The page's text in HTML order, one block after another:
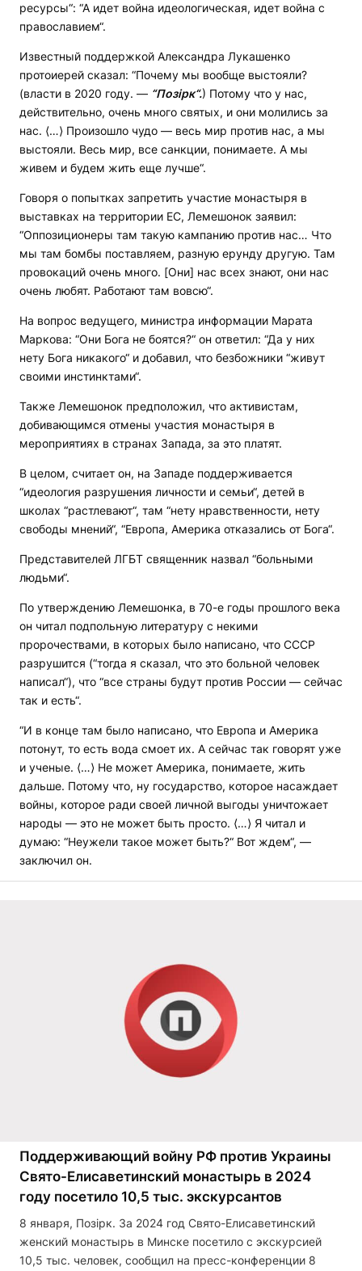
ресурсы“: “А идет война идеологическая, идет война с
православием“.
Известный поддержкой Александра Лукашенко
протоиерей сказал: “Почему мы вообще выстояли?
(власти в 2020 году. — “Позірк“.) Потому что у нас,
действительно, очень много святых, и они молились за
нас. ⟨…⟩ Произошло чудо — весь мир против нас, а мы
выстояли. Весь мир, все санкции, понимаете. А мы
живем и будем жить еще лучше“.
Говоря о попытках запретить участие монастыря в
выставках на территории ЕС, Лемешонок заявил:
“Оппозиционеры там такую кампанию против нас… Что
мы там бомбы поставляем, разную ерунду другую. Там
провокаций очень много. [Они] нас всех знают, они нас
очень любят. Работают там вовсю“.
На вопрос ведущего, министра информации Марата
Маркова: “Они Бога не боятся?“ он ответил: “Да у них
нету Бога никакого“ и добавил, что безбожники “живут
своими инстинктами“.
Также Лемешонок предположил, что активистам,
добивающимся отмены участия монастыря в
мероприятиях в странах Запада, за это платят.
В целом, считает он, на Западе поддерживается
“идеология разрушения личности и семьи“, детей в
школах “растлевают“, там “нету нравственности, нету
свободы мнений“, “Европа, Америка отказались от Бога“.
Представителей ЛГБТ священник назвал “больными
людьми“.
По утверждению Лемешонка, в 70-е годы прошлого века
он читал подпольную литературу с некими
пророчествами, в которых было написано, что СССР
разрушится (“тогда я сказал, что это больной человек
написал“), что “все страны будут против России — сейчас
так и есть“.
“И в конце там было написано, что Европа и Америка
потонут, то есть вода смоет их. А сейчас так говорят уже
и ученые. ⟨…⟩ Не может Америка, понимаете, жить
дальше. Потому что, ну государство, которое насаждает
войны, которое ради своей личной выгоды уничтожает
народы — это не может быть просто. ⟨…⟩ Я читал и
думаю: “Неужели такое может быть?“ Вот ждем“, —
заключил он.
Поддерживающий войну РФ против Украины
Свято-Елисаветинский монастырь в 2024
году посетило 10,5 тыс. экскурсантов
8 января, Позірк. За 2024 год Свято-Елисаветинский
женский монастырь в Минске посетило с экскурсией
10,5 тыс. человек, сообщил на пресс-конференции 8